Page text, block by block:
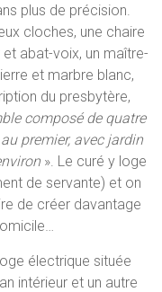
plus de précision.
cloches, une chaire
abat-voix, un maître-
et marbre blanc,
du presbytère,
composé de quatre
premier, avec jardin
». Le curé y loge
de servante) et on
de créer davantage
électrique située
intérieur et un autre